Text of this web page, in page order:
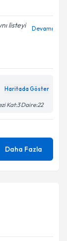
Aydınlatma
belirtilen
listeyi
Devamı
Haritada Göster
Kat:3 Daire:22
Daha Fazla